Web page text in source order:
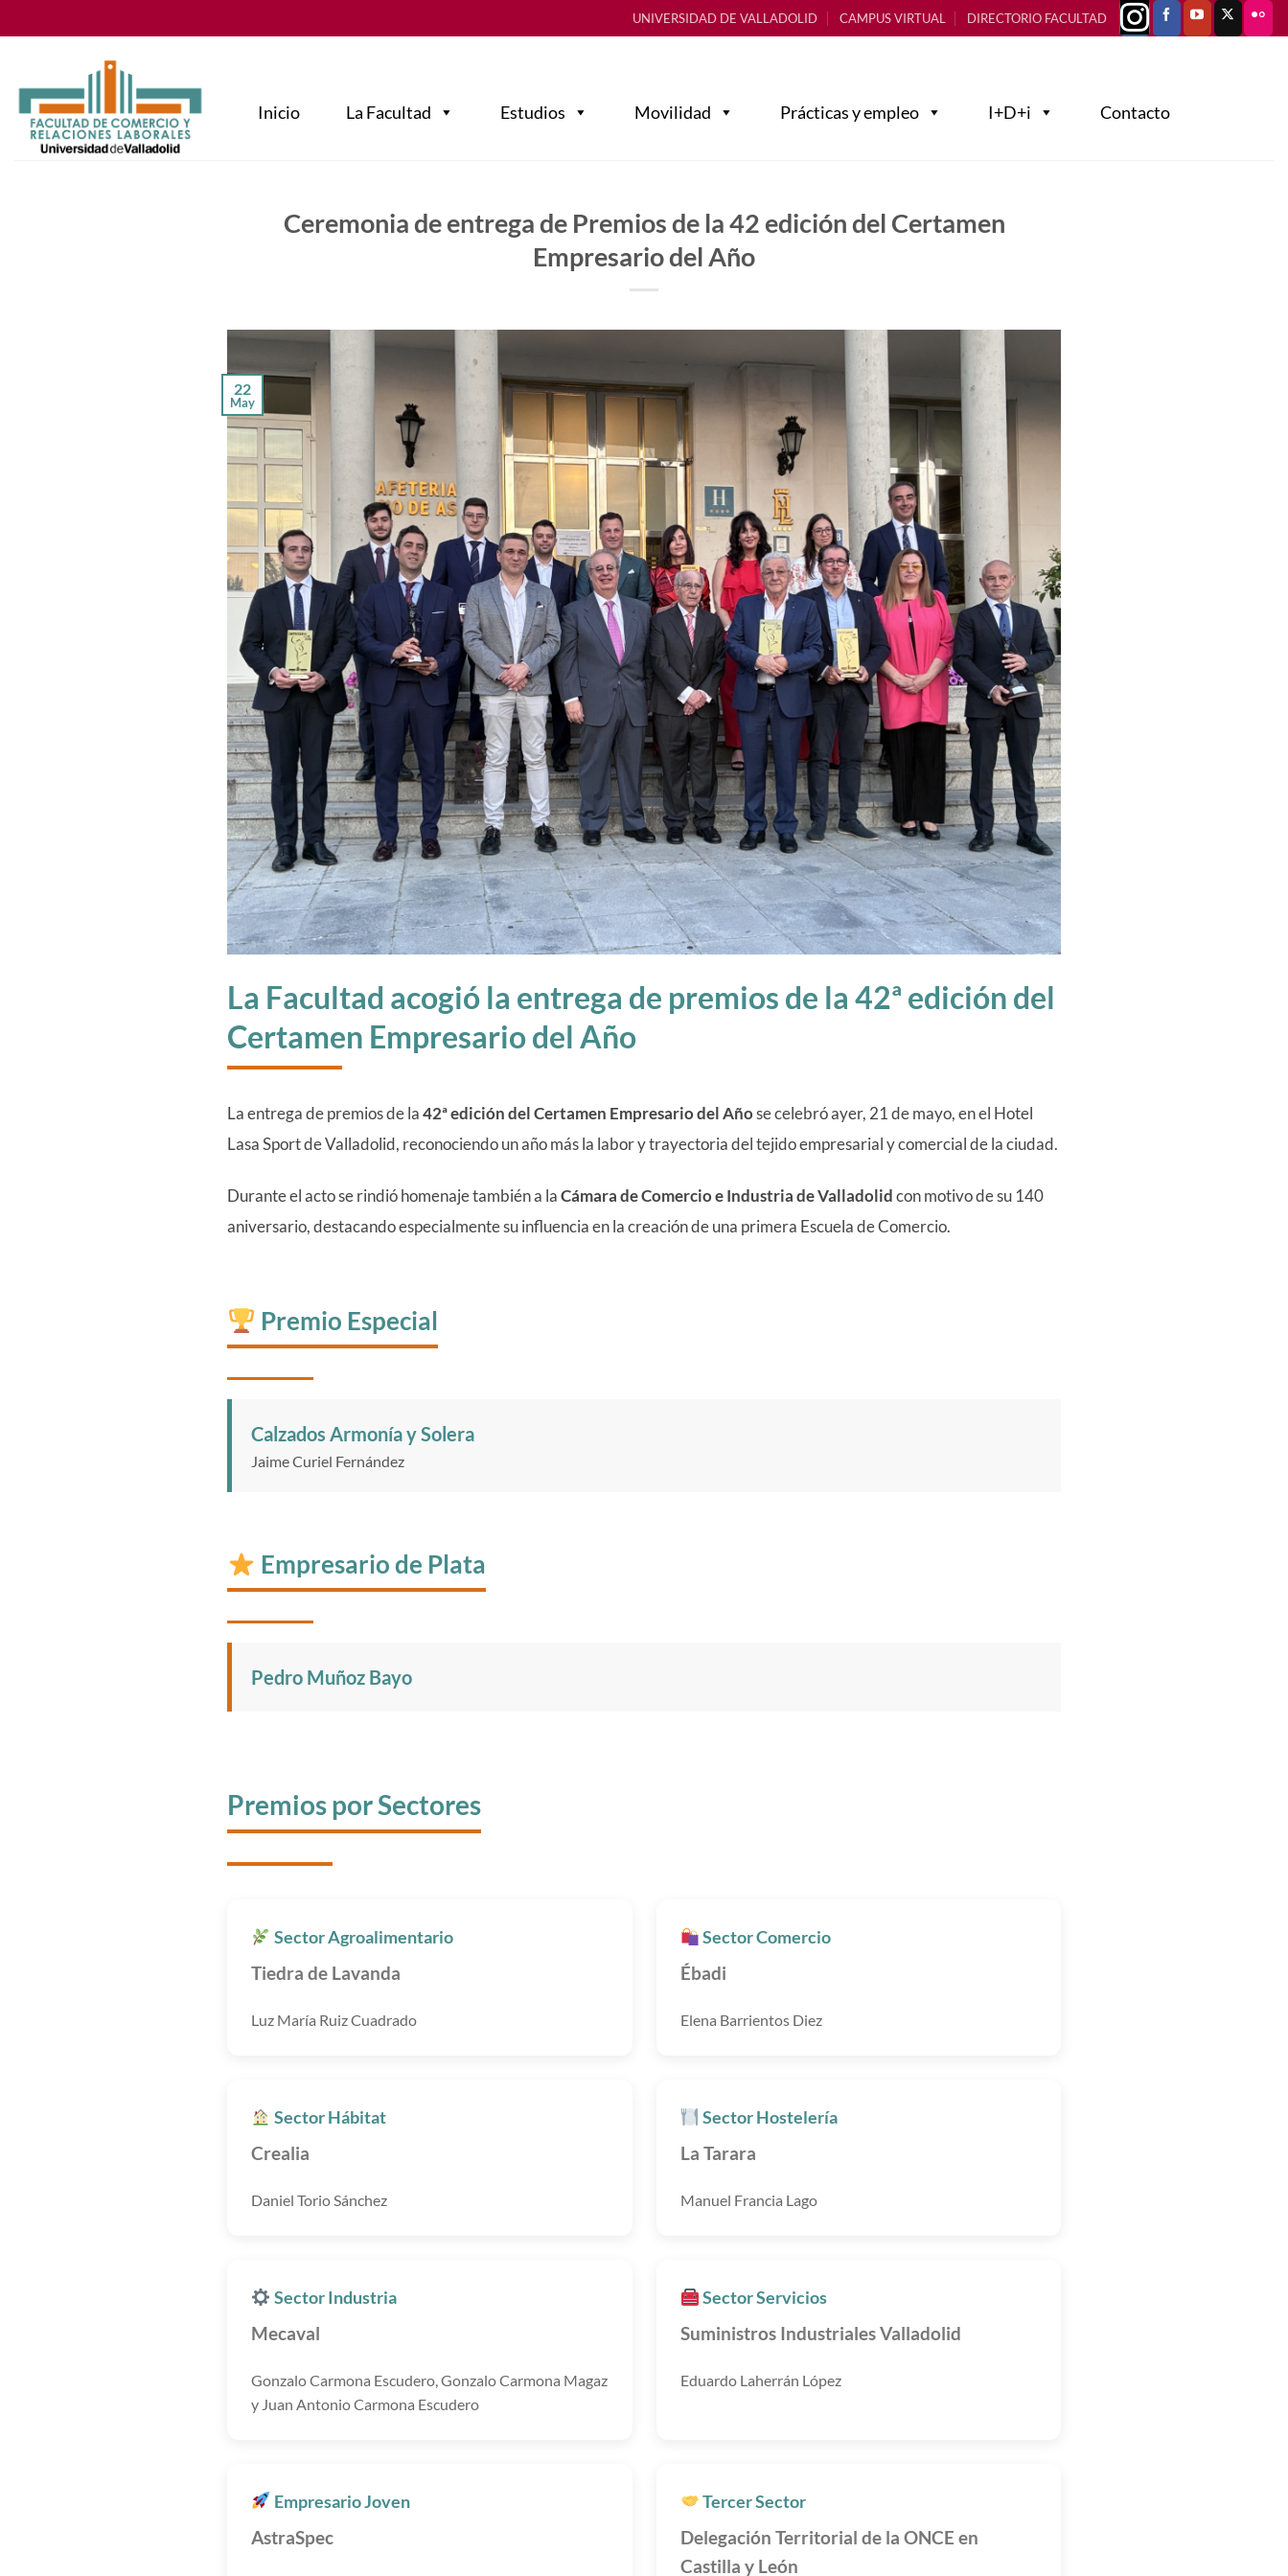
al
UNIVERSIDAD DE VALLADOLID CAMPUS VIRTUAL DIRECTORIO FACULTAD
Inicio La Facultad Estudios Movilidad Prácticas y empleo I+D+i Contacto
Ceremonia de entrega de Premios de la 42 edición del Certamen
Empresario del Año
22
May
La Facultad acogió la entrega de premios de la 42ª edición del
Certamen Empresario del Año
La entrega de premios de la42ª edición del Certamen Empresario del Añose celebró ayer, 21 de mayo, en el Hotel
Lasa Sport de Valladolid, reconociendo un año más la labor y trayectoria del tejido empresarial y comercial de la ciudad.
Durante el acto se rindió homenaje también a laCámara de Comercio e Industria de Valladolidcon motivo de su 140
aniversario, destacando especialmente su influencia en la creación de una primera Escuela de Comercio.
Premio Especial
Calzados Armonía y Solera
Jaime Curiel Fernández
Empresario de Plata
Pedro Muñoz Bayo
Premios por Sectores
Sector Agroalimentario
Tiedra de Lavanda
Luz María Ruiz Cuadrado
Sector Comercio
Ébadi
Elena Barrientos Diez
Sector Hábitat
Crealia
Daniel Torio Sánchez
Sector Hostelería
La Tarara
Manuel Francia Lago
Sector Industria
Mecaval
Gonzalo Carmona Escudero, Gonzalo Carmona Magaz
y Juan Antonio Carmona Escudero
Sector Servicios
Suministros Industriales Valladolid
Eduardo Laherrán López
Empresario Joven
AstraSpec
Tercer Sector
Delegación Territorial de la ONCE en
Castilla y León